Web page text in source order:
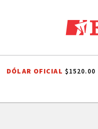
RIVER PLATE AGUA POTABLE
DÓLAR OFICIAL $1520.00